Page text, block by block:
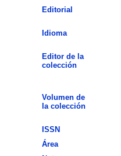
Editorial
Idioma
Editor de la
colección
Volumen de
la colección
ISSN
Área